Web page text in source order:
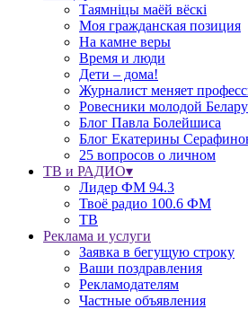
Таямніцы маёй вёскі
Моя гражданская позиция
На камне веры
Время и люди
Дети – дома!
Журналист меняет
Ровесники молодой
Блог Павла Болейшиса
Блог Екатерины
25 вопросов о личном
ТВ и РАДИО▾
Лидер ФМ 94.3
Твоё радио 100.6 ФМ
ТВ
Реклама и услуги
Заявка в бегущую строку
Ваши поздравления
Рекламодателям
Частные объявления